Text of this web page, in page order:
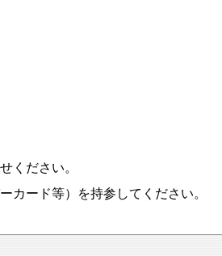
ください。
ード等）を持参してください。